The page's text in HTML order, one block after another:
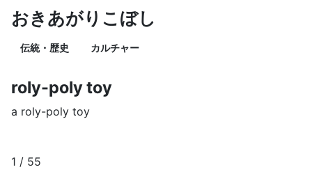
おきあがりこぼし
伝統・歴史 カルチャー
roly-poly toy
a roly-poly toy
1 / 55